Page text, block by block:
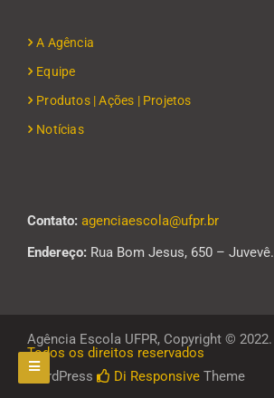
A Agência
Equipe
Produtos | Ações | Projetos
Notícias
Contato: agenciaescola@ufpr.br
Endereço: Rua Bom Jesus, 650 – Juvevê.
Agência Escola UFPR, Copyright © 2022.
Todos os direitos reservados
WordPress
Di Responsive Theme